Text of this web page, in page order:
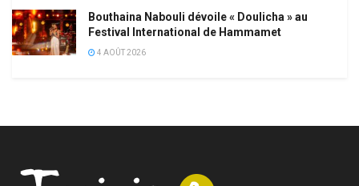
Bouthaina Nabouli dévoile « Doulicha » au
Festival International de Hammamet
4 AOÛT 2026